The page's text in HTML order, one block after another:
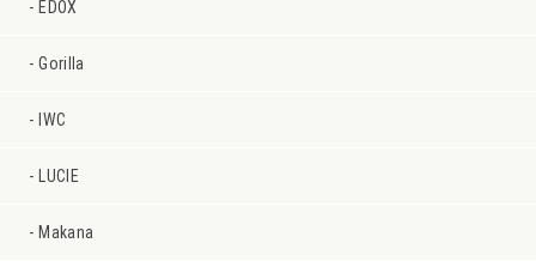
EDOX
Gorilla
IWC
LUCIE
Makana